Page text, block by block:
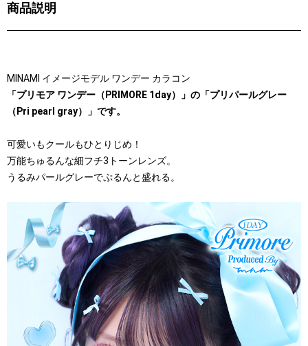
商品説明
MINAMI イメージモデル ワンデー カラコン
「プリモア ワンデー（PRIMORE 1day）」の「プリパールグレー
（Pri pearl gray）」です。
可愛いもクールもひとりじめ！
万能ちゅるんな細フチ3トーンレンズ。
うるみパールグレーでぷるんと盛れる。